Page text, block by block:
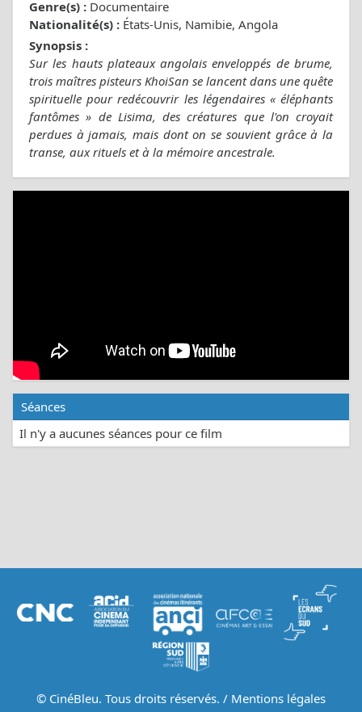
Genre(s) : Documentaire
Nationalité(s) : États-Unis, Namibie, Angola
Synopsis :
Sur les hauts plateaux angolais enveloppés de brume,
trois maîtres pisteurs KhoiSan se lancent dans une quête
spirituelle pour redécouvrir les légendaires « éléphants
fantômes » de Lisima, des créatures que l'on croyait
perdues à jamais, mais dont on se souvient grâce à la
transe, aux rituels et à la mémoire ancestrale.
Séances
Il n'y a aucunes séances pour ce film
© CinéBleu. Tous droits réservés. / Mentions légales